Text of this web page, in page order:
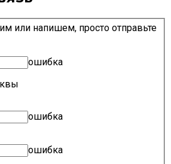
или напишем, просто отправьте
ошибка
ошибка
ошибка